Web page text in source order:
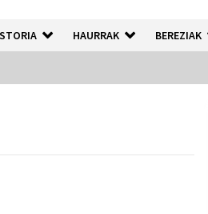
HAURRAK BEREZIAK